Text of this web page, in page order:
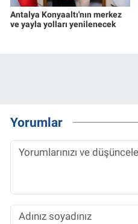
Antalya Konyaaltı'nın merkez
ve yayla yolları yenilenecek
Yorumlar